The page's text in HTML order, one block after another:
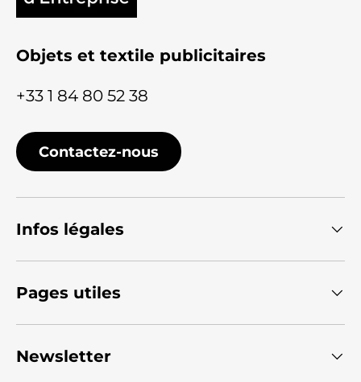
Objets et textile publicitaires
+33 1 84 80 52 38
Contactez-nous
Infos légales
Pages utiles
Newsletter